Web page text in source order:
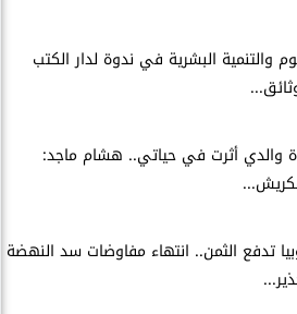
والتنمية البشرية في ندوة لدار الكتب
والدي أثرت في حياتي.. هشام ماجد:
تدفع الثمن.. انتهاء مفاوضات سد النهضة